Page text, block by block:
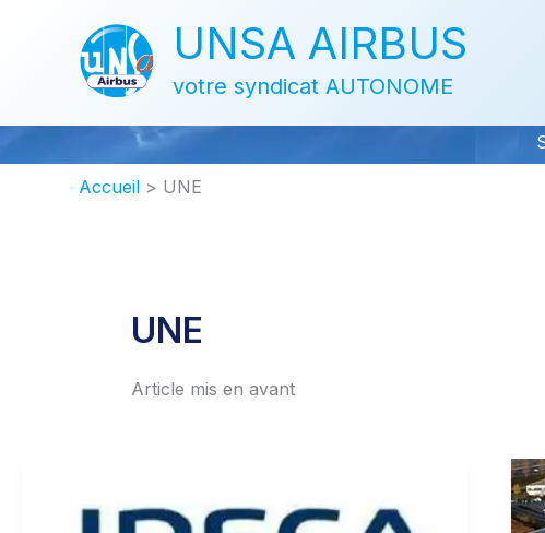
UNSA AIRBUS
votre syndicat AUTONOME
Accueil UNE
UNE
Article mis en avant